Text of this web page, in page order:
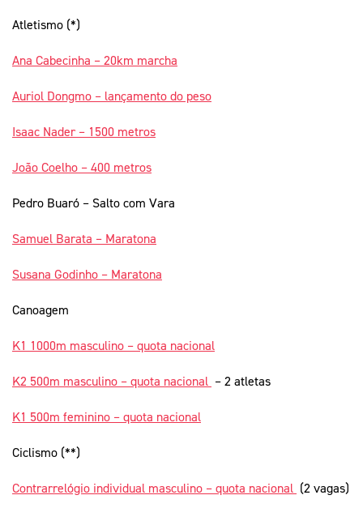
Atletismo (*)
Ana Cabecinha – 20km marcha
Auriol Dongmo – lançamento do peso
Isaac Nader – 1500 metros
João Coelho – 400 metros
Pedro Buaró – Salto com Vara
Samuel Barata – Maratona
Susana Godinho – Maratona
Canoagem
K1 1000m masculino – quota nacional
K2 500m masculino – quota nacional – 2 atletas
K1 500m feminino – quota nacional
Ciclismo (**)
Contrarrelógio individual masculino – quota nacional (2 vagas)